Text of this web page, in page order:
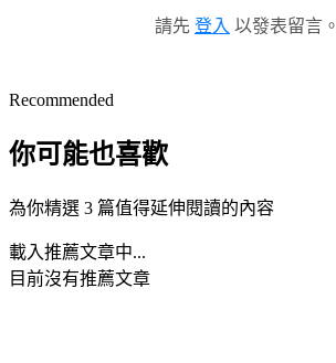
請先 登入 以發表留言。
Recommended
你可能也喜歡
為你精選 3 篇值得延伸閱讀的內容
載入推薦文章中...
目前沒有推薦文章